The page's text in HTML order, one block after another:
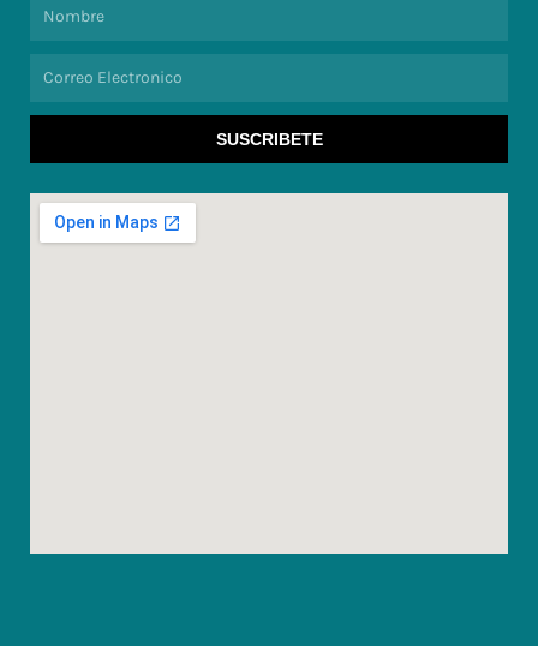
SUSCRIBETE